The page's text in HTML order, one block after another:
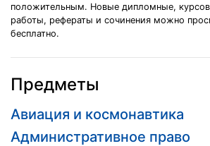
положительным. Новые дипломные,
работы, рефераты и сочинения можно
бесплатно.
Предметы
Авиация и космонавтика
Административное право